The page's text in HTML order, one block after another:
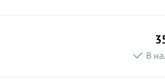
В